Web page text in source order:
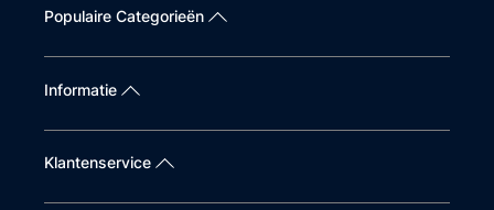
Populaire Categorieën
Informatie
Klantenservice